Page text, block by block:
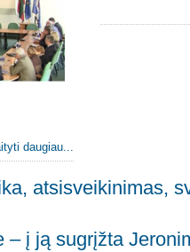
daugiau...
atsisveikinimas,
– į ją sugrįžta